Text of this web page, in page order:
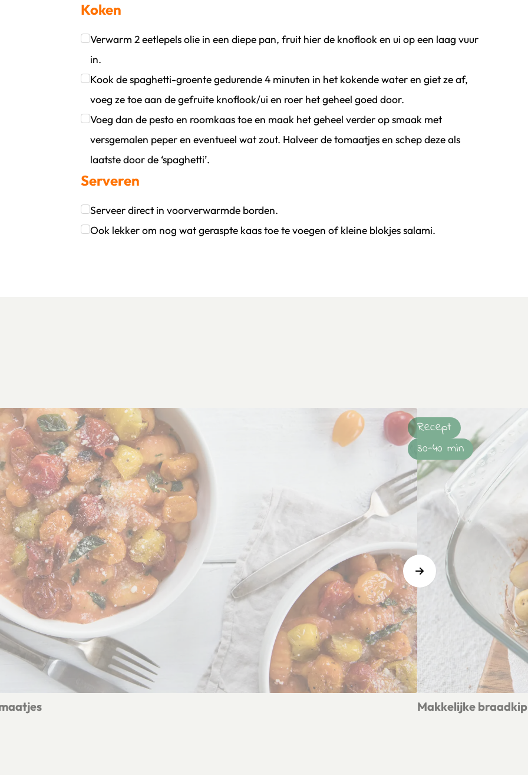
Klik om dit selectievakje aan te vinken
Koken
Verwarm 2 eetlepels olie in een diepe pan, fruit hier de knoflook en ui op een laag vuur
in.
Klik om dit selectievakje aan te vinken
Kook de spaghetti-groente gedurende 4 minuten in het kokende water en giet ze af,
voeg ze toe aan de gefruite knoflook/ui en roer het geheel goed door.
Klik om dit selectievakje aan te vinken
Voeg dan de pesto en roomkaas toe en maak het geheel verder op smaak met
versgemalen peper en eventueel wat zout. Halveer de tomaatjes en schep deze als
laatste door de ‘spaghetti’.
Klik om dit selectievakje aan te vinken
Serveren
Serveer direct in voorverwarmde borden.
Klik om dit selectievakje aan te vinken
Ook lekker om nog wat geraspte kaas toe te voegen of kleine blokjes salami.
Makkelijke
Recept
30-40 min